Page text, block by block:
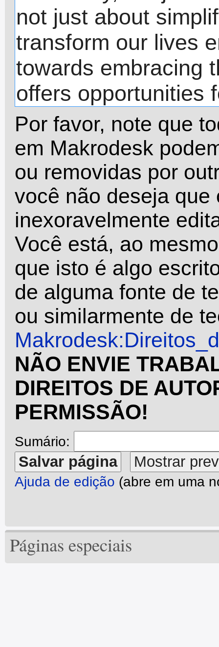
Por favor, note que
em Makrodesk
ou removidas por
você não deseja que
inexoravelmente
Você está, ao
que isto é algo
de alguma fonte de
ou similarmente de
NÃO ENVIE
DIREITOS DE
PERMISSÃO!
Sumário:
Ajuda de edição (abre em uma
Páginas especiais